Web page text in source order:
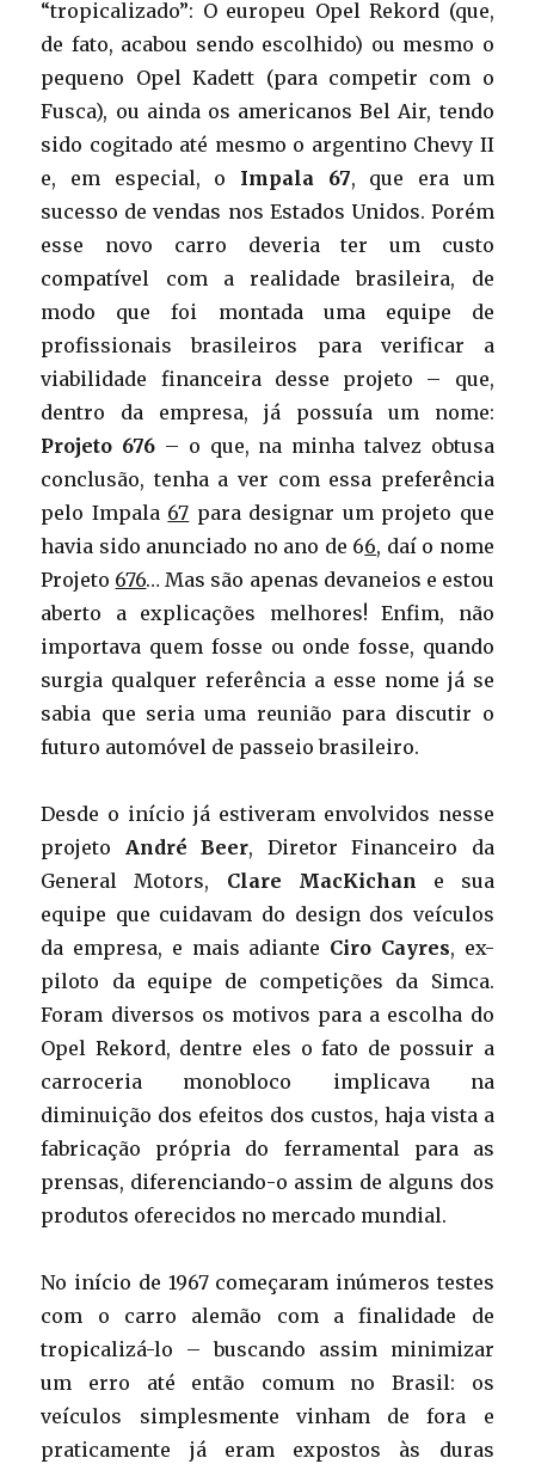
“tropicalizado”: O europeu Opel Rekord (que,
de fato, acabou sendo escolhido) ou mesmo o
pequeno Opel Kadett (para competir com o
Fusca), ou ainda os americanos Bel Air, tendo
sido cogitado até mesmo o argentino Chevy II
e, em especial, o Impala 67, que era um
sucesso de vendas nos Estados Unidos. Porém
esse novo carro deveria ter um custo
compatível com a realidade brasileira, de
modo que foi montada uma equipe de
profissionais brasileiros para verificar a
viabilidade financeira desse projeto – que,
dentro da empresa, já possuía um nome:
Projeto 676 – o que, na minha talvez obtusa
conclusão, tenha a ver com essa preferência
pelo Impala 67 para designar um projeto que
havia sido anunciado no ano de 66, daí o nome
Projeto 676… Mas são apenas devaneios e estou
aberto a explicações melhores! Enfim, não
importava quem fosse ou onde fosse, quando
surgia qualquer referência a esse nome já se
sabia que seria uma reunião para discutir o
futuro automóvel de passeio brasileiro.
Desde o início já estiveram envolvidos nesse
projeto André Beer, Diretor Financeiro da
General Motors, Clare MacKichan e sua
equipe que cuidavam do design dos veículos
da empresa, e mais adiante Ciro Cayres, ex-
piloto da equipe de competições da Simca.
Foram diversos os motivos para a escolha do
Opel Rekord, dentre eles o fato de possuir a
carroceria monobloco implicava na
diminuição dos efeitos dos custos, haja vista a
fabricação própria do ferramental para as
prensas, diferenciando-o assim de alguns dos
produtos oferecidos no mercado mundial.
No início de 1967 começaram inúmeros testes
com o carro alemão com a finalidade de
tropicalizá-lo – buscando assim minimizar
um erro até então comum no Brasil: os
veículos simplesmente vinham de fora e
praticamente já eram expostos às duras